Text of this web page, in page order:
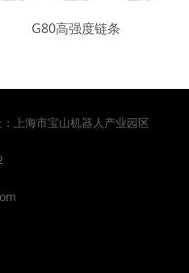
G80高强度链条
上海市宝山机器人产业园区